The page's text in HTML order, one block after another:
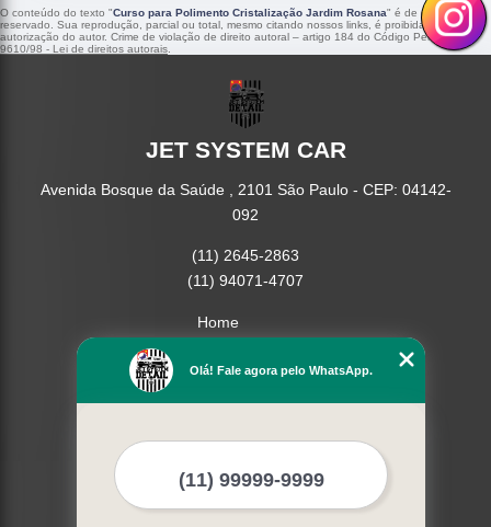
O conteúdo do texto "Curso para Polimento Cristalização Jardim Rosana" é de direito
reservado. Sua reprodução, parcial ou total, mesmo citando nossos links, é proibida sem a
autorização do autor. Crime de violação de direito autoral – artigo 184 do Código Penal –Lei
9610/98 - Lei de direitos autorais
JET SYSTEM CAR
Avenida Bosque da Saúde , 2101 São Paulo - CEP: 04142-
092
(11) 2645-2863
(11) 94071-4707
Home
Missão
Mapa do site
Mais Serviços
Olá! Fale agora pelo WhatsApp.